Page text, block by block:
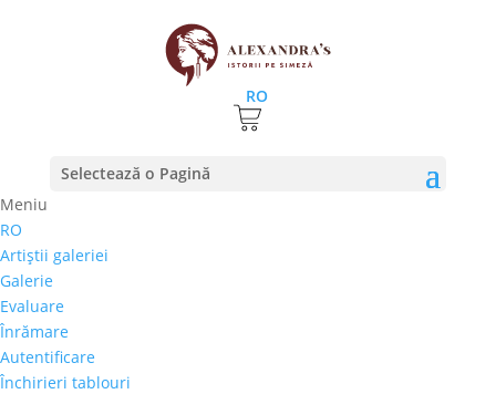
RO
Selectează o Pagină
Meniu
RO
Artiştii galeriei
Galerie
Evaluare
Înrămare
Autentificare
Închirieri tablouri
Prima pagină⚊Magazin
Preţ orientativ
Autor
Perioada
Stil/Şcoală
Tip lucrare